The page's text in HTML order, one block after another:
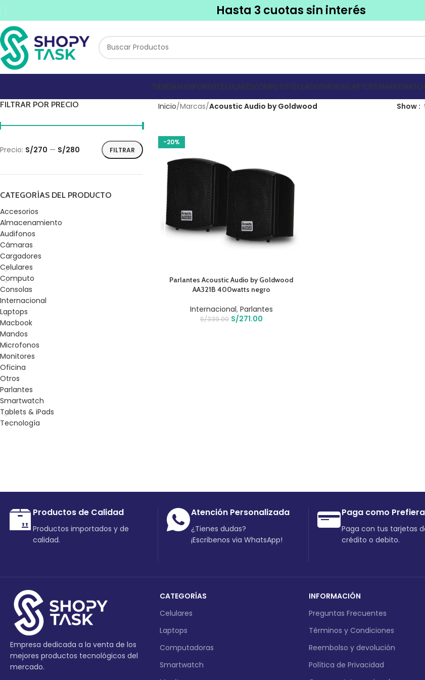
Hasta 3 cuotas sin interés
TIENDAAUDIFONOSCELULARESCOMPUTOTECLADOSMOUSELAPTOPSSMARTWATCH
FILTRAR POR PRECIO
FILTRAR
Precio: S/270 — S/280
CATEGORÍAS DEL PRODUCTO
Accesorios
Almacenamiento
Audifonos
Cámaras
Cargadores
Celulares
Computo
Consolas
Internacional
Laptops
Macbook
Mandos
Microfonos
Monitores
Oficina
Otros
Parlantes
Smartwatch
Tablets & iPads
Tecnología
Inicio Marcas Acoustic Audio by Goldwood Show
-20%
AÑADIR AL CARRITO
Parlantes Acoustic Audio by Goldwood
AA321B 400watts negro
Internacional, Parlantes
S/339.00 S/271.00
Productos de Calidad
Productos importados y de
calidad.
Atención Personalizada
¿Tienes dudas?
¡Escribenos via WhatsApp!
Paga como
Paga con tus tarjetas
crédito o debito.
Empresa dedicada a la venta de los
mejores productos tecnológicos del
mercado.
CATEGORÍAS
Celulares
Laptops
Computadoras
Smartwatch
INFORMACIÓN
Preguntas Frecuentes
Términos y Condiciones
Reembolso y devolución
Política de Privacidad